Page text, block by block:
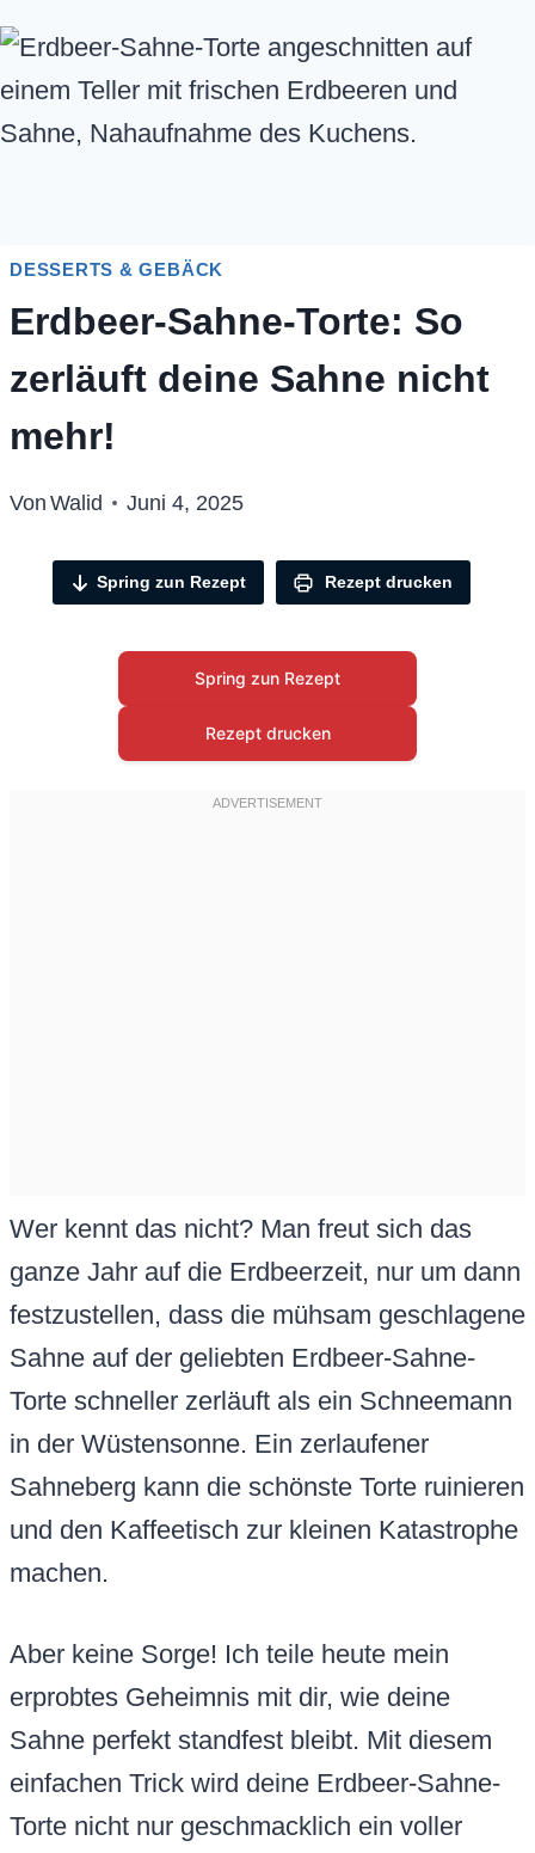
DESSERTS & GEBÄCK
Erdbeer-Sahne-Torte: So
zerläuft deine Sahne nicht
mehr!
Von Walid Juni 4, 2025
Spring zun Rezept Rezept drucken
Spring zun Rezept
Rezept drucken
Wer kennt das nicht? Man freut sich das
ganze Jahr auf die Erdbeerzeit, nur um dann
festzustellen, dass die mühsam geschlagene
Sahne auf der geliebten Erdbeer-Sahne-
Torte schneller zerläuft als ein Schneemann
in der Wüstensonne. Ein zerlaufener
Sahneberg kann die schönste Torte ruinieren
und den Kaffeetisch zur kleinen Katastrophe
machen.
Aber keine Sorge! Ich teile heute mein
erprobtes Geheimnis mit dir, wie deine
Sahne perfekt standfest bleibt. Mit diesem
einfachen Trick wird deine Erdbeer-Sahne-
Torte nicht nur geschmacklich ein voller